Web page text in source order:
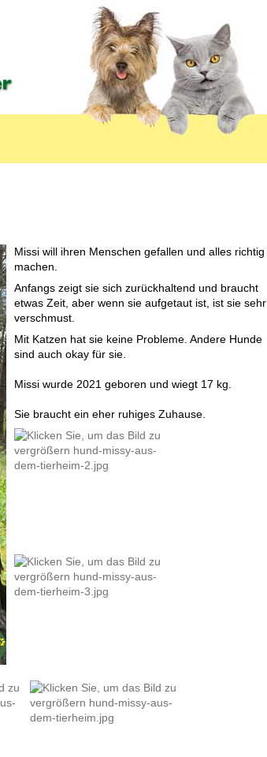
Missi will ihren Menschen gefallen und alles richtig
machen.
Anfangs zeigt sie sich zurückhaltend und braucht
etwas Zeit, aber wenn sie aufgetaut ist, ist sie sehr
verschmust.
Mit Katzen hat sie keine Probleme. Andere Hunde
sind auch okay für sie.
Missi wurde 2021 geboren und wiegt 17 kg.
Sie braucht ein eher ruhiges Zuhause.